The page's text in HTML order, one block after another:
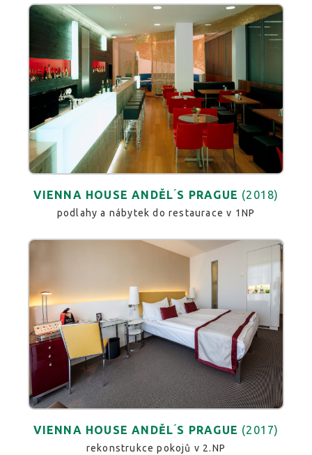
VIENNA HOUSE ANDĚL ́S PRAGUE (2018)
podlahy a nábytek do restaurace v 1NP
VIENNA HOUSE ANDĚL ́S PRAGUE (2017)
rekonstrukce pokojů v 2.NP